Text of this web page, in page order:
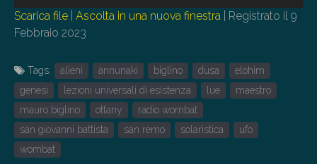
Scarica file Ascolta in una nuova finestra
Registrato il 9
Febbraio 2023
Tags: alieni annunaki biglino dusa
elohim
genesi
lezioni universali di esistenza lue
maestro
mauro biglino
ottany
radio wombat
san giovanni battista
san remo solaristica
ufo
wombat